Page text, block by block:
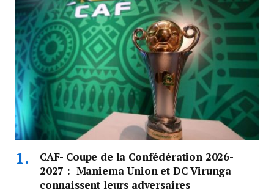
CAF- Coupe de la Confédération 2026-
2027 : Maniema Union et DC Virunga
connaissent leurs adversaires